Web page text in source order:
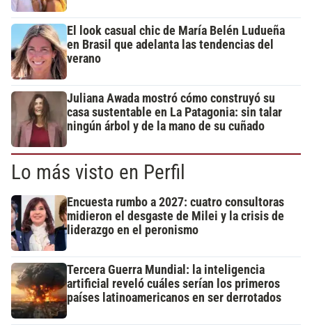
El look casual chic de María Belén Ludueña
en Brasil que adelanta las tendencias del
verano
Juliana Awada mostró cómo construyó su
casa sustentable en La Patagonia: sin talar
ningún árbol y de la mano de su cuñado
Lo más visto en Perfil
Encuesta rumbo a 2027: cuatro consultoras
midieron el desgaste de Milei y la crisis de
liderazgo en el peronismo
Tercera Guerra Mundial: la inteligencia
artificial reveló cuáles serían los primeros
países latinoamericanos en ser derrotados